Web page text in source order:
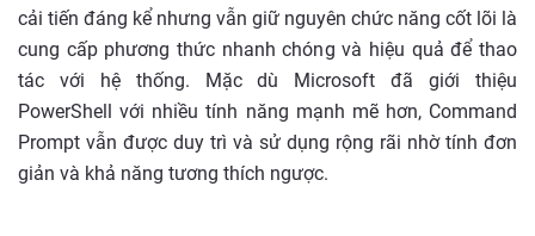
cải tiến đáng kể nhưng vẫn giữ nguyên chức năng cốt lõi là
cung cấp phương thức nhanh chóng và hiệu quả để thao
tác với hệ thống. Mặc dù Microsoft đã giới thiệu
PowerShell với nhiều tính năng mạnh mẽ hơn, Command
Prompt vẫn được duy trì và sử dụng rộng rãi nhờ tính đơn
giản và khả năng tương thích ngược.